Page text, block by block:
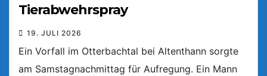
Tierabwehrspray
19. JULI 2026
Ein Vorfall im Otterbachtal bei Altenthann sorgte
am Samstagnachmittag für Aufregung. Ein Mann